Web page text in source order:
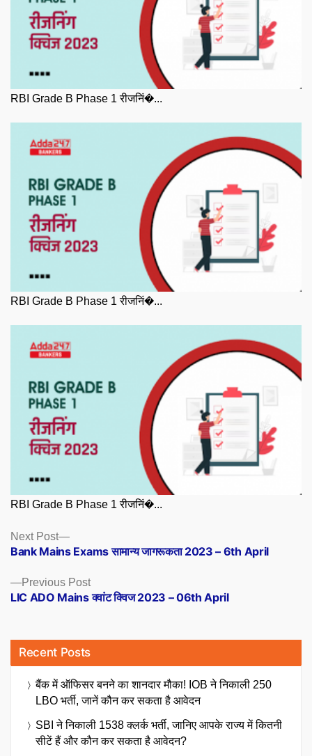
RBI Grade B Phase 1 रीजनिं�...
RBI Grade B Phase 1 रीजनिं�...
RBI Grade B Phase 1 रीजनिं�...
Posts
navigation
Previous PostPrevious
post:
LIC ADO Mains क्वांट क्विज 2023 – 06th April
Next Post
Next
post:
Bank Mains Exams सामान्य जागरूकता 2023 – 6th April
Recent Posts
बैंक में ऑफिसर बनने का शानदार मौका! IOB ने निकाली 250
LBO भर्ती, जानें कौन कर सकता है आवेदन
SBI ने निकाली 1538 क्लर्क भर्ती, जानिए आपके राज्य में कितनी
सीटें हैं और कौन कर सकता है आवेदन?